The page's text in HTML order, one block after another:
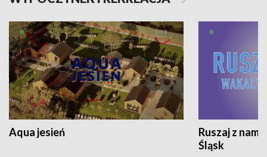
Aqua jesień
Ruszaj z
Śląsk